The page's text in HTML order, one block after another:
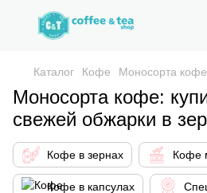
Каталог Кофе Моносорта кофе
Моносорта кофе:
свежей обжарки в
Кофе в зернах Кофе
Кофе в капсулах